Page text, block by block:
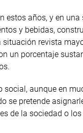
estos años, y en
y bebidas,
revista
un porcentaje
aunque en
se pretende
de la sociedad o